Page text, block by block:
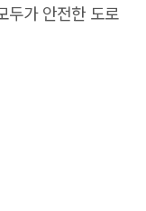
두가 안전한 도로